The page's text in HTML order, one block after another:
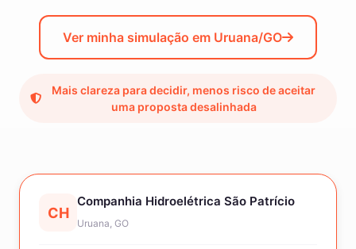
CH
Companhia Hidroelétrica São Patrício
Uruana, GO
Ver minha simulação em Uruana/GO
Mais clareza para decidir, menos risco de aceitar
uma proposta desalinhada